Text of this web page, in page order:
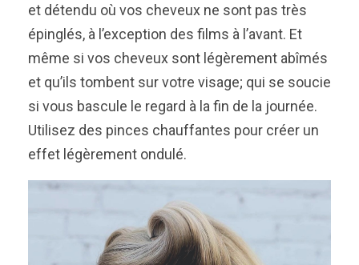
et détendu où vos cheveux ne sont pas très
épinglés, à l’exception des films à l’avant. Et
même si vos cheveux sont légèrement abîmés
et qu’ils tombent sur votre visage; qui se soucie
si vous bascule le regard à la fin de la journée.
Utilisez des pinces chauffantes pour créer un
effet légèrement ondulé.